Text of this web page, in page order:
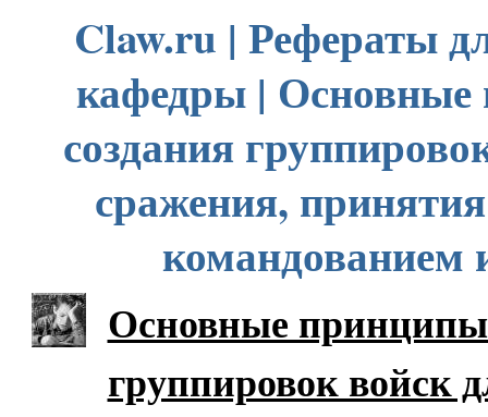
Claw.ru | Рефераты
кафедры |
создания
сражения,
командованием
Основные принципы
группировок войск